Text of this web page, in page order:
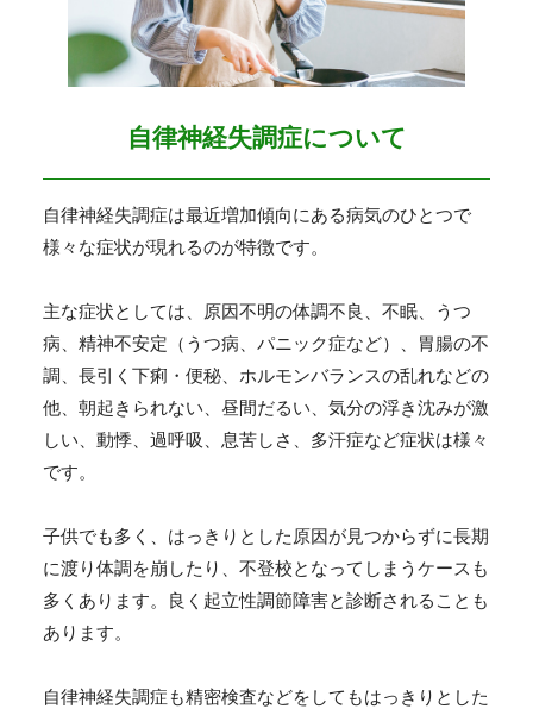
自律神経失調症について
自律神経失調症は最近増加傾向にある病気のひとつで
様々な症状が現れるのが特徴です。
主な症状としては、原因不明の体調不良、不眠、うつ
病、精神不安定（うつ病、パニック症など）、胃腸の不
調、長引く下痢・便秘、ホルモンバランスの乱れなどの
他、朝起きられない、昼間だるい、気分の浮き沈みが激
しい、動悸、過呼吸、息苦しさ、多汗症など症状は様々
です。
子供でも多く、はっきりとした原因が見つからずに長期
に渡り体調を崩したり、不登校となってしまうケースも
多くあります。良く起立性調節障害と診断されることも
あります。
自律神経失調症も精密検査などをしてもはっきりとした